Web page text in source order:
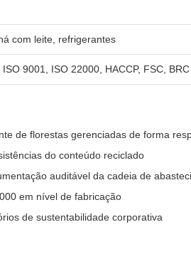
com leite, refrigerantes
9001, ISO 22000, HACCP, FSC, BRC
de florestas gerenciadas de forma
do conteúdo reciclado
auditável da cadeia de
em nível de fabricação
de sustentabilidade corporativa